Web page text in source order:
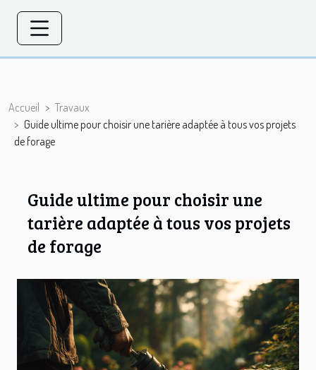
Accueil
Travaux
Guide ultime pour choisir une tarière adaptée à tous vos projets
de forage
Guide ultime pour choisir une
tarière adaptée à tous vos projets
de forage